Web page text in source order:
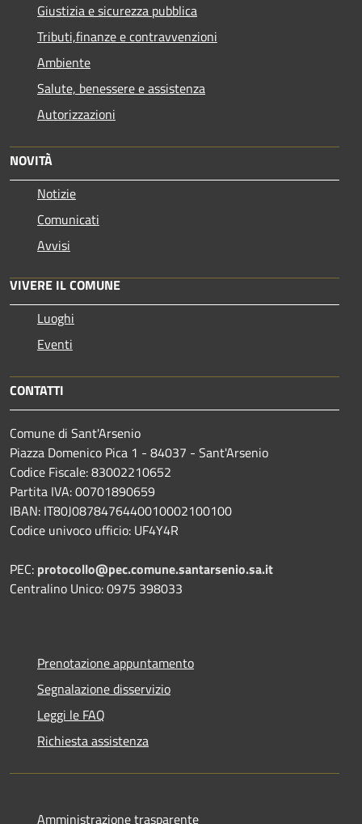
Giustizia e sicurezza pubblica
Tributi,finanze e contravvenzioni
Ambiente
Salute, benessere e assistenza
Autorizzazioni
NOVITÀ
Notizie
Comunicati
Avvisi
VIVERE IL COMUNE
Luoghi
Eventi
CONTATTI
Comune di Sant'Arsenio
Piazza Domenico Pica 1 - 84037 - Sant'Arsenio
Codice Fiscale: 83002210652
Partita IVA: 00701890659
IBAN: IT80J0878476440010002100100
Codice univoco ufficio: UF4Y4R
PEC: protocollo@pec.comune.santarsenio.sa.it
Centralino Unico: 0975 398033
Prenotazione appuntamento
Segnalazione disservizio
Leggi le FAQ
Richiesta assistenza
Amministrazione trasparente